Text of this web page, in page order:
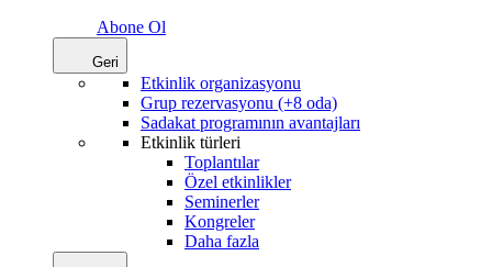
Abone Ol
Geri
Etkinlik organizasyonu
Grup rezervasyonu (+8 oda)
Sadakat programının avantajları
Etkinlik türleri
Toplantılar
Özel etkinlikler
Seminerler
Kongreler
Daha fazla